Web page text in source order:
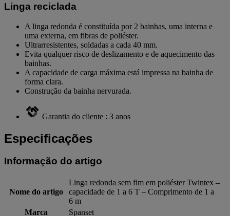
Linga reciclada
A linga redonda é constituída por 2 bainhas, uma interna e
uma externa, em fibras de poliéster.
Ultrarresistentes, soldadas a cada 40 mm.
Evita qualquer risco de deslizamento e de aquecimento das
bainhas.
A capacidade de carga máxima está impressa na bainha de
forma clara.
Construção da bainha nervurada.
Garantia do cliente : 3 anos
Especificações
Informação do artigo
Nome do artigo
Linga redonda sem fim em poliéster Twintex –
capacidade de 1 a 6 T – Comprimento de 1 a
6 m
Marca
Spanset